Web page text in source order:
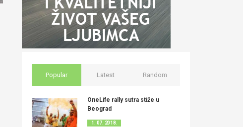
Popular Latest Random
OneLife rally sutra stiže u
Beograd
1. 07. 2018.